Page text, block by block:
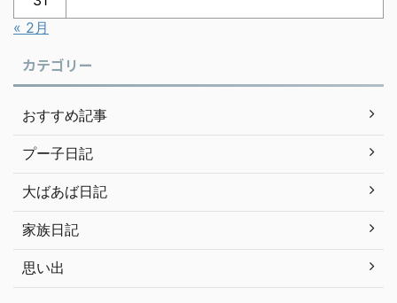
« 2月
カテゴリー
おすすめ記事
プー子日記
大ばあば日記
家族日記
思い出